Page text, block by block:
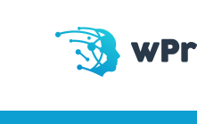
wPracy.pl